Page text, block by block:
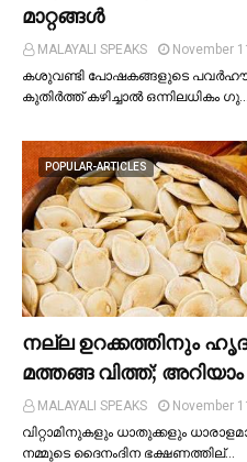
മാറ്റങ്ങള്‍
MALAYALI SPEAKS
November
കശുവണ്ടി പോഷകങ്ങളുടെ
കുതിർത്ത് കഴിച്ചാല്‍ ഒന്നിലധികം ഗു…
POPULAR-ARTICLES
നല്ല ഉറക്കത്തിനും
മത്തങ്ങ വിത്ത്;
MALAYALI SPEAKS
November
വിറ്റാമിനുകളും ധാതുക്കളും
നമ്മുടെ ദൈനംദിന ഭക്ഷണത്തില്…